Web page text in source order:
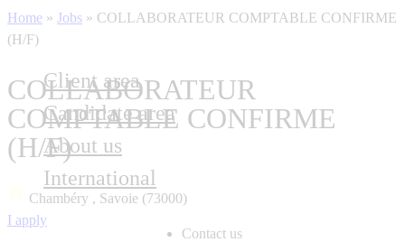
Client area
Candidate area
About us
International
Contact us
Home » Jobs » COLLABORATEUR COMPTABLE CONFIRME
(H/F)
COLLABORATEUR
COMPTABLE CONFIRME
(H/F)
Chambéry , Savoie (73000)
I apply